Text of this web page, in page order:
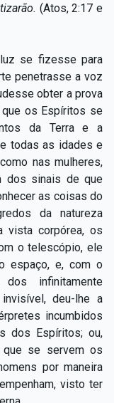
(Atos, 2:17 e
se fizesse para
penetrasse a voz
obter a prova
os Espíritos se
da Terra e a
todas as idades e
nas mulheres,
dos sinais de que
as coisas do
da natureza
vista corpórea, os
o telescópio, ele
espaço, e, com o
infinitamente
deu-lhe a
incumbidos
dos Espíritos; ou,
que se servem os
por maneira
visto ter